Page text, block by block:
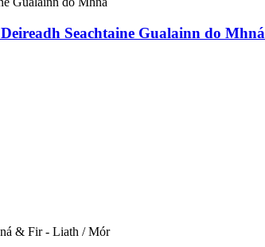
Seachtaine Gualainn do Mhná